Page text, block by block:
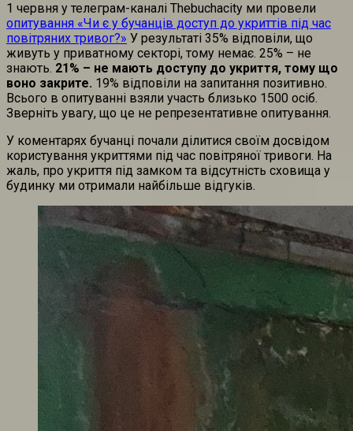
1 червня у телеграм-каналі Thebuchacity ми провели
опитування «Чи є у бучанців доступ до укриттів під час
повітряних тривог?» У результаті 35% відповіли, що
живуть у приватному секторі, тому немає. 25% – не
знають. 21% – не мають доступу до укриття, тому що
воно закрите. 19% відповіли на запитання позитивно.
Всього в опитуванні взяли участь близько 1500 осіб.
Зверніть увагу, що це не репрезентативне опитування.
У коментарях бучанці почали ділитися своїм досвідом
користування укриттями під час повітряної тривоги. На
жаль, про укриття під замком та відсутність сховища у
будинку ми отримали найбільше відгуків.